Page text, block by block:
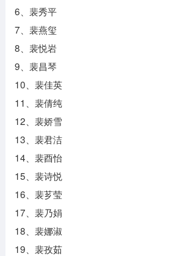
6、裴秀平
7、裴燕玺
8、裴悦岩
9、裴昌琴
10、裴佳英
11、裴倩纯
12、裴娇雪
13、裴君洁
14、裴酉怡
15、裴诗悦
16、裴芗莹
17、裴乃娟
18、裴娜淑
19、裴孜茹